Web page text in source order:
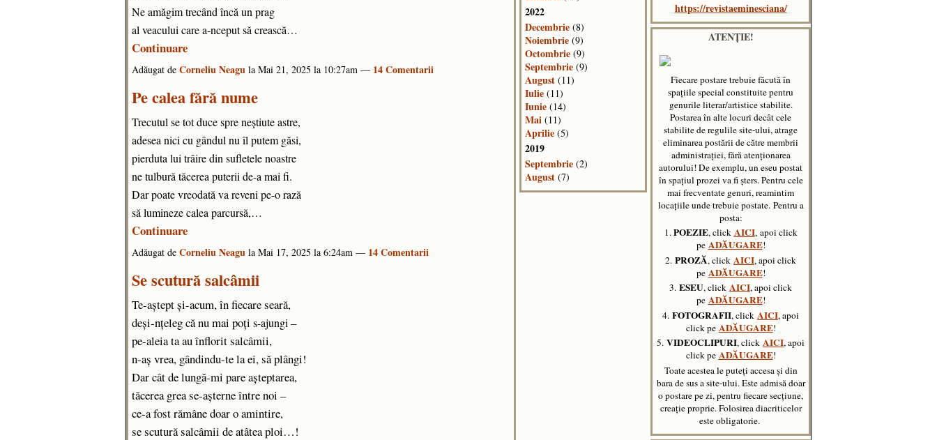
Ne amăgim trecând încă un prag
al veacului care a-nceput să crească…
Continuare
Adăugat de Corneliu Neagu la Mai 21, 2025 la 10:27am — 14 Comentarii
Pe calea fără nume
Trecutul se tot duce spre neștiute astre,
adesea nici cu gândul nu îl putem găsi,
pierduta lui trăire din sufletele noastre
ne tulbură tăcerea puterii de-a mai fi.
Dar poate vreodată va reveni pe-o rază
să lumineze calea parcursă,…
Continuare
Adăugat de Corneliu Neagu la Mai 17, 2025 la 6:24am — 14 Comentarii
Se scutură salcâmii
Te-aștept și-acum, în fiecare seară,
deși-nțeleg că nu mai poți s-ajungi –
pe-aleia ta au înflorit salcâmii,
n-aș vrea, gândindu-te la ei, să plângi!
Dar cât de lungă-mi pare așteptarea,
tăcerea grea se-așterne între noi –
ce-a fost rămâne doar o amintire,
se scutură salcâmii de atâtea ploi…!
2022
Decembrie (8)
Noiembrie (9)
Octombrie (9)
Septembrie (9)
August (11)
Iulie (11)
Iunie (14)
Mai (11)
Aprilie (5)
2019
Septembrie (2)
August (7)
https://revistaeminesciana/
ATENȚIE!
Fiecare postare trebuie făcută în
spaţiile special constituite pentru
genurile literar/artistice stabilite.
Postarea în alte locuri decât cele
stabilite de regulile site-ului, atrage
eliminarea postării de către membrii
administraţiei, fără atenţionarea
autorului! De exemplu, un eseu postat
în spațiul prozei va fi șters. Pentru cele
mai frecventate genuri, reamintim
locațiile unde trebuie postate. Pentru a
posta:
1.POEZIE, click AICI, apoi click
pe ADĂUGARE!
2. PROZĂ, click AICI, apoi click
pe ADĂUGARE!
3. ESEU, click AICI, apoi click
pe ADĂUGARE!
4. FOTOGRAFII, click AICI, apoi
click pe ADĂUGARE!
5. VIDEOCLIPURI, click AICI,apoi
click pe ADĂUGARE!
Toate acestea le puteți accesa și din
bara de sus a site-ului. Este admisă doar
o postare pe zi, pentru fiecare secțiune,
creație proprie. Folosirea diacriticelor
este obligatorie.